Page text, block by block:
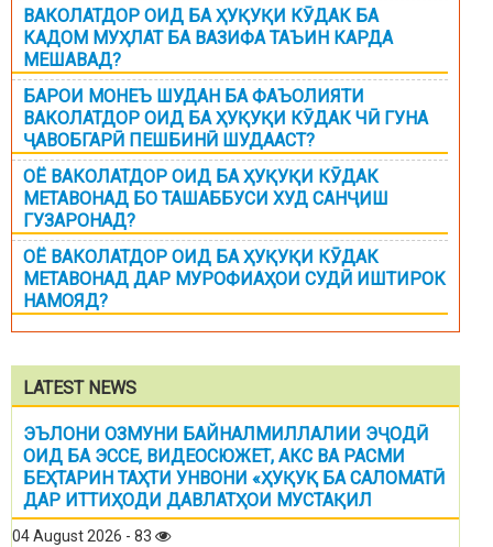
ВАКОЛАТДОР ОИД БА ҲУҚУҚИ КӮДАК БА
КАДОМ МУҲЛАТ БА ВАЗИФА ТАЪИН КАРДА
МЕШАВАД?
БАРОИ МОНЕЪ ШУДАН БА ФАЪОЛИЯТИ
ВАКОЛАТДОР ОИД БА ҲУҚУҚИ КӮДАК ЧӢ ГУНА
ҶАВОБГАРӢ ПЕШБИНӢ ШУДААСТ?
ОЁ ВАКОЛАТДОР ОИД БА ҲУҚУҚИ КӮДАК
МЕТАВОНАД БО ТАШАББУСИ ХУД САНҶИШ
ГУЗАРОНАД?
ОЁ ВАКОЛАТДОР ОИД БА ҲУҚУҚИ КӮДАК
МЕТАВОНАД ДАР МУРОФИАҲОИ СУДӢ ИШТИРОК
НАМОЯД?
LATEST NEWS
ЭЪЛОНИ ОЗМУНИ БАЙНАЛМИЛЛАЛИИ ЭҶОДӢ
ОИД БА ЭССЕ, ВИДЕОСЮЖЕТ, АКС ВА РАСМИ
БЕҲТАРИН ТАҲТИ УНВОНИ «ҲУҚУҚ БА САЛОМАТӢ
ДАР ИТТИҲОДИ ДАВЛАТҲОИ МУСТАҚИЛ
04 August 2026 - 83